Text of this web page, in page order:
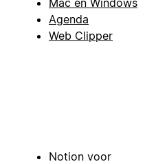
Agenda
Web Clipper
Notion voor